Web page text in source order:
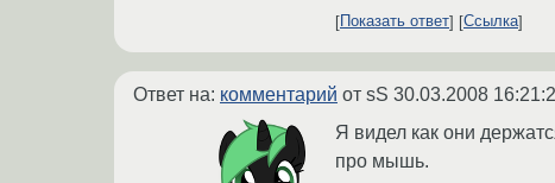
Показать ответ Ссылка
Ответ на: комментарий от sS 30.03.2008
Я видел как они
про мышь.